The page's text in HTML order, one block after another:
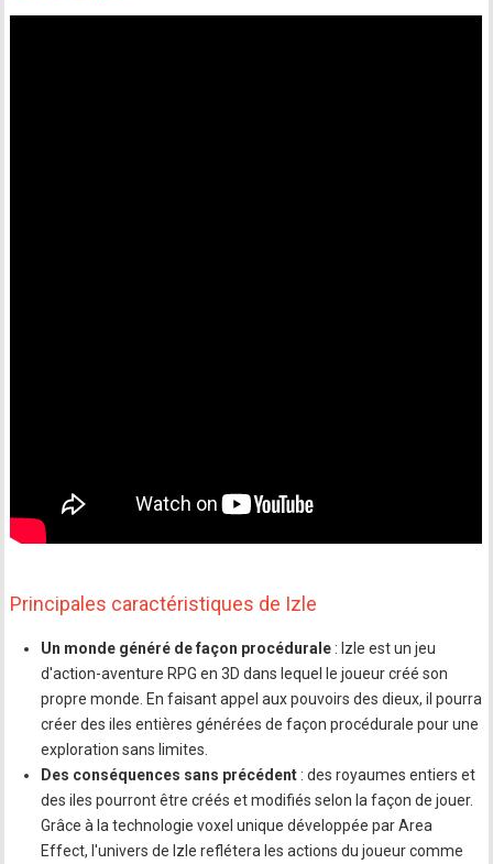
Principales caractéristiques de Izle
Un monde généré de façon procédurale : Izle est un jeu
d'action-aventure RPG en 3D dans lequel le joueur créé son
propre monde. En faisant appel aux pouvoirs des dieux, il pourra
créer des iles entières générées de façon procédurale pour une
exploration sans limites.
Des conséquences sans précédent : des royaumes entiers et
des iles pourront être créés et modifiés selon la façon de jouer.
Grâce à la technologie voxel unique développée par Area
Effect, l'univers de Izle reflétera les actions du joueur comme